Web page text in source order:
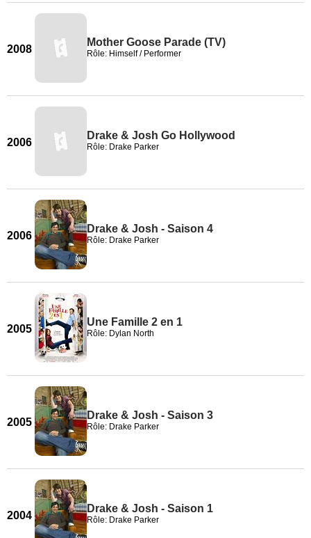
2008
Mother Goose Parade (TV)
Rôle: Himself / Performer
2006
Drake & Josh Go Hollywood
Rôle: Drake Parker
2006
Drake & Josh - Saison 4
Rôle: Drake Parker
2005
Une Famille 2 en 1
Rôle: Dylan North
2005
Drake & Josh - Saison 3
Rôle: Drake Parker
2004
Drake & Josh - Saison 1
Rôle: Drake Parker